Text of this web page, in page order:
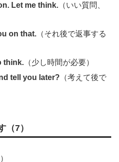
Let me think. （いい質問、
on that. （それ後で返事する
think. （少し時間が必要）
tell you later? （考えて後で
7）